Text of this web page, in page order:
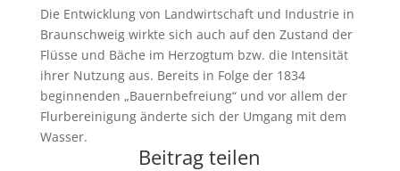
Die Entwicklung von Landwirtschaft und Industrie in
Braunschweig wirkte sich auch auf den Zustand der
Flüsse und Bäche im Herzogtum bzw. die Intensität
ihrer Nutzung aus. Bereits in Folge der 1834
beginnenden „Bauernbefreiung“ und vor allem der
Flurbereinigung änderte sich der Umgang mit dem
Wasser.
Beitrag teilen